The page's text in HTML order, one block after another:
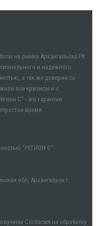
на рынке Архангельска РК
и надежного
а так же доверие со
все кризисы и с
С" - это гарантия
время.
"РЕГИОН С"
обл, Архангельск г,
Согласия на обработку